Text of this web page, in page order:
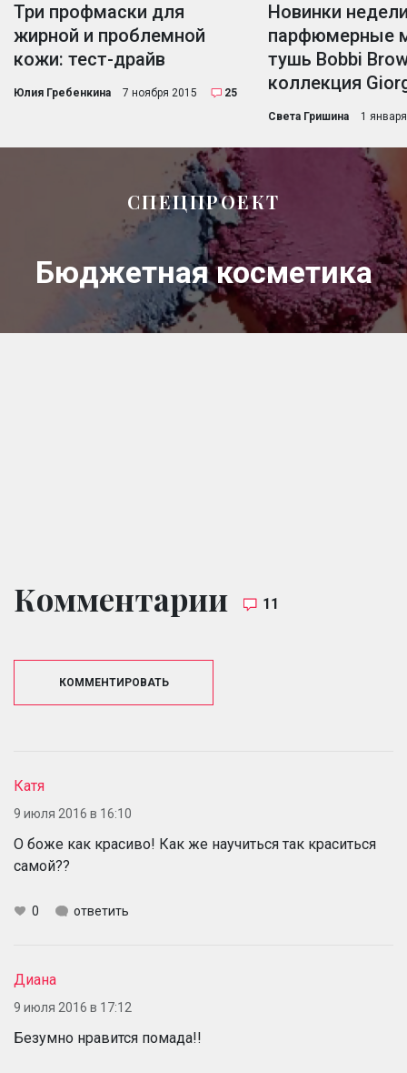
Три профмаски для
жирной и проблемной
кожи: тест-драйв
Юлия Гребенкина 7 ноября 2015 25
Новинки
парфюмерные
тушь Bobbi
коллекция
Света Гришина 1
СПЕЦПРОЕКТ
Бюджетная косметика
Комментарии 11
КОММЕНТИРОВАТЬ
Катя
9 июля 2016 в 16:10
О боже как красиво! Как же научиться так краситься
самой??
0 ответить
Диана
9 июля 2016 в 17:12
Безумно нравится помада!!